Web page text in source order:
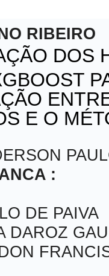
RIBEIRO
DOS
E O
:
DE PAIVA
DAROZ